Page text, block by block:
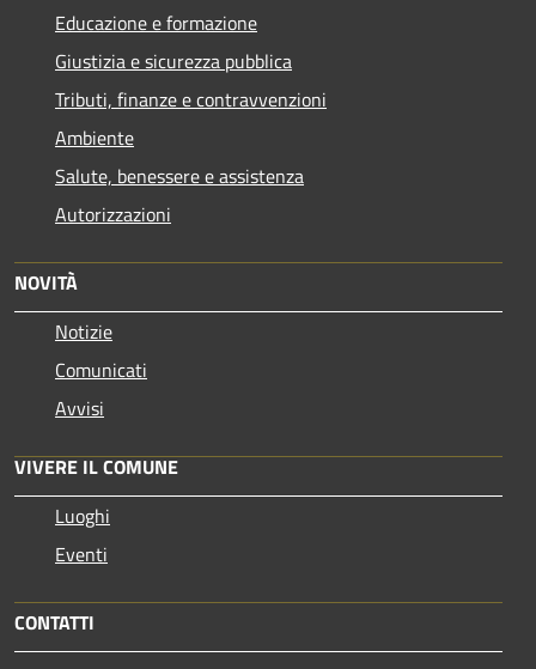
Educazione e formazione
Giustizia e sicurezza pubblica
Tributi, finanze e contravvenzioni
Ambiente
Salute, benessere e assistenza
Autorizzazioni
NOVITÀ
Notizie
Comunicati
Avvisi
VIVERE IL COMUNE
Luoghi
Eventi
CONTATTI